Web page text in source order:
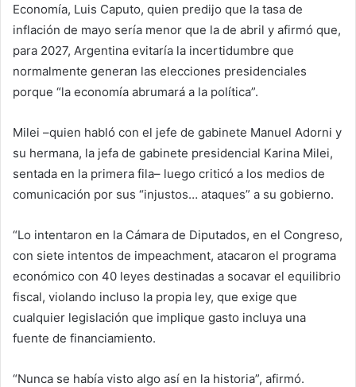
Economía, Luis Caputo, quien predijo que la tasa de
inflación de mayo sería menor que la de abril y afirmó que,
para 2027, Argentina evitaría la incertidumbre que
normalmente generan las elecciones presidenciales
porque “la economía abrumará a la política”.
Milei –quien habló con el jefe de gabinete Manuel Adorni y
su hermana, la jefa de gabinete presidencial Karina Milei,
sentada en la primera fila– luego criticó a los medios de
comunicación por sus “injustos… ataques” a su gobierno.
“Lo intentaron en la Cámara de Diputados, en el Congreso,
con siete intentos de impeachment, atacaron el programa
económico con 40 leyes destinadas a socavar el equilibrio
fiscal, violando incluso la propia ley, que exige que
cualquier legislación que implique gasto incluya una
fuente de financiamiento.
“Nunca se había visto algo así en la historia”, afirmó.